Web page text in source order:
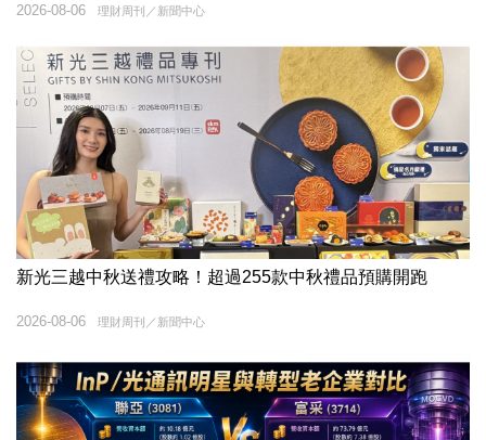
理財周刊／新聞中心
2026-08-06
新光三越中秋送禮攻略！超過255款中秋禮品預購開跑
理財周刊／新聞中心
2026-08-06